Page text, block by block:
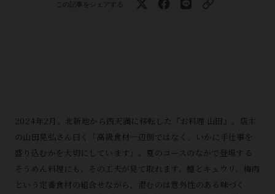
この記事をシェアする
2024年2月、北新地から西天満に移転した『お料理 山田』。店主
の山田晃弘さん曰く「高級食材一辺倒ではなく、いかに手仕事を
盛り込むかを大切にしています」。夏のコースのなかで登場する
そうめん料理にも、その工夫が見て取れます。鱧とキュウリ、梅肉
という定番食材の組合せながら、潜むのは意外性のある味づく